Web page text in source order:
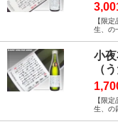
【限
生、の
小
（
【限
生、の